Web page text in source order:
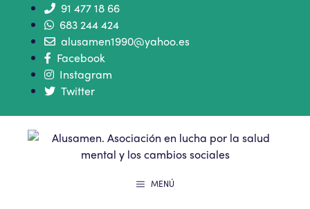
91 477 18 66
683 244 424
alusamen1990@yahoo.es
Facebook
Instagram
Twitter
MENÚ